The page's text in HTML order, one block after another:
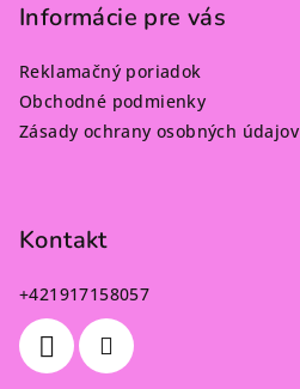
Informácie pre vás
Reklamačný poriadok
Obchodné podmienky
Zásady ochrany osobných údajov
Kontakt
+421917158057